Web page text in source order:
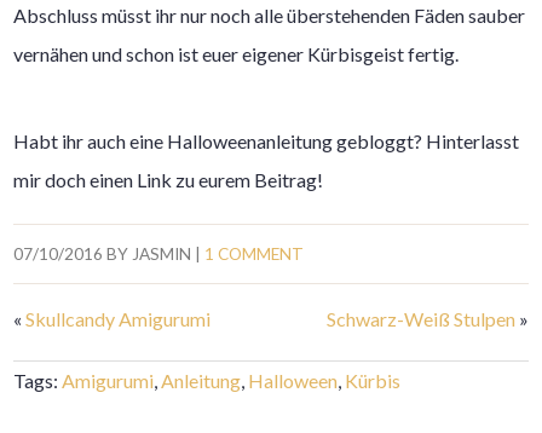
Abschluss müsst ihr nur noch alle überstehenden Fäden sauber
vernähen und schon ist euer eigener Kürbisgeist fertig.
Habt ihr auch eine Halloweenanleitung gebloggt? Hinterlasst
mir doch einen Link zu eurem Beitrag!
07/10/2016 BYJASMIN 1 COMMENT
«Skullcandy Amigurumi Schwarz-Weiß Stulpen »
Tags:Amigurumi,Anleitung, Halloween, Kürbis